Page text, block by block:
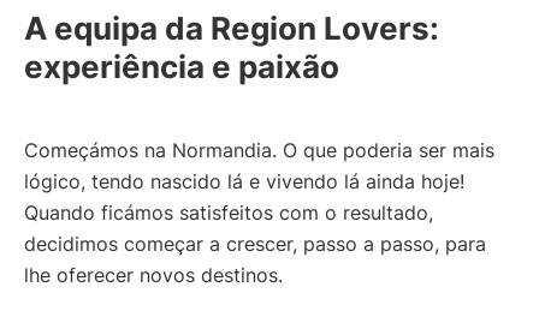
A equipa da Region Lovers:
experiência e paixão
Começámos na Normandia. O que poderia ser mais
lógico, tendo nascido lá e vivendo lá ainda hoje!
Quando ficámos satisfeitos com o resultado,
decidimos começar a crescer, passo a passo, para
lhe oferecer novos destinos.